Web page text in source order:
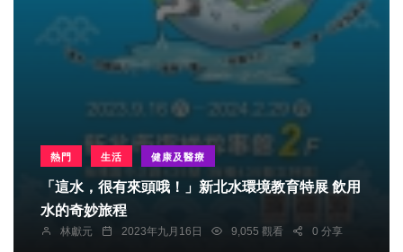
熱門 生活 健康及醫療
「這水，很有來頭哦！」新北水環境教育特展 飲用
水的奇妙旅程
林獻元 2023年九月16日 9,055 觀看 0 分享